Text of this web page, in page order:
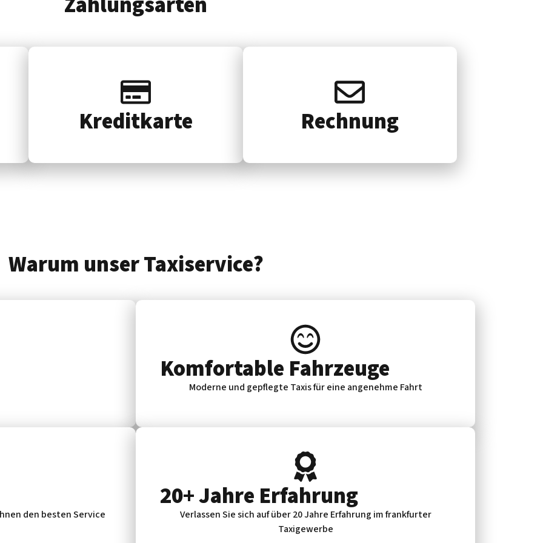
Kredit­karte Rech­nung
Warum unser Taxiservice?
Komfortable Fahrzeuge
Moderne und gepflegte Taxis für eine angenehme Fahrt
den besten Service
20+ Jahre Erfahrung
Verlassen Sie sich auf über 20 Jahre Erfahrung im frankfurter
Taxigewerbe